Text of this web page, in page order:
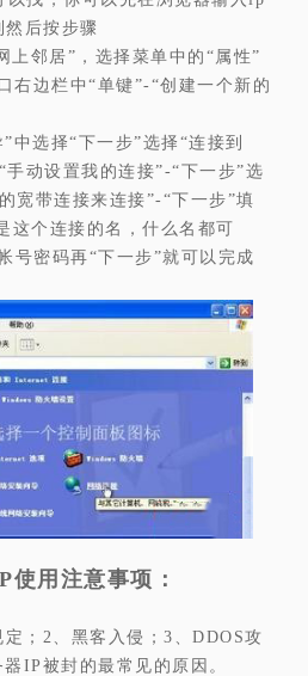
后按步骤
上邻居”，选择菜单中的“属性”
右边栏中“单键”-“创建一个新的
中选择“下一步”选择“连接到
动设置我的连接”-“下一步”选
宽带连接来连接”-“下一步”填
这个连接的名，什么名都可
号密码再“下一步”就可以完成
用注意事项：
；2、黑客入侵；3、DDOS攻
IP被封的最常见的原因。